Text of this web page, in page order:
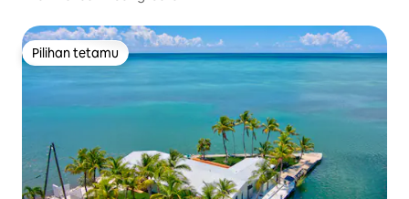
Pilihan tetamu
Pilihan tetamu